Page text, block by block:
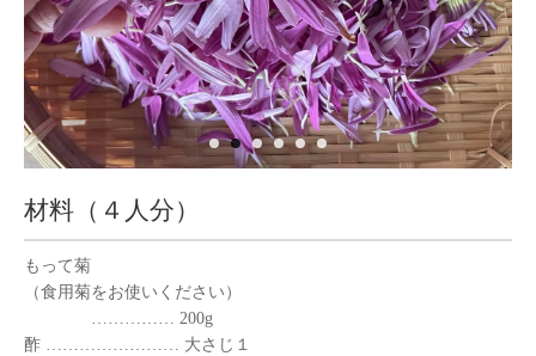
材料（４人分）
もって菊
（食用菊をお使いください）
…………… 200g
酢 …………………… 大さじ１